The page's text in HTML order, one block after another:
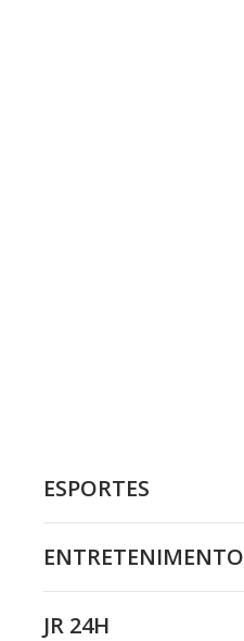
ESPORTES
ENTRETENIMENTO
JR 24H